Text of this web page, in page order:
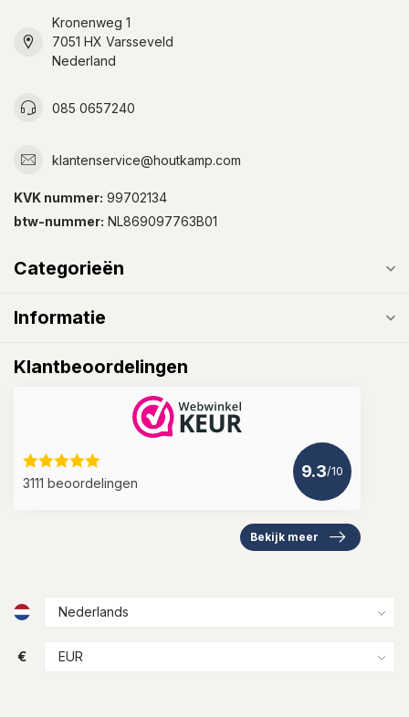
Kronenweg 1
7051 HX Varsseveld
Nederland
085 0657240
klantenservice@houtkamp.com
KVK nummer: 99702134
btw-nummer: NL869097763B01
Categorieën
Informatie
Klantbeoordelingen
3111 beoordelingen
9.3/10
Bekijk meer
€